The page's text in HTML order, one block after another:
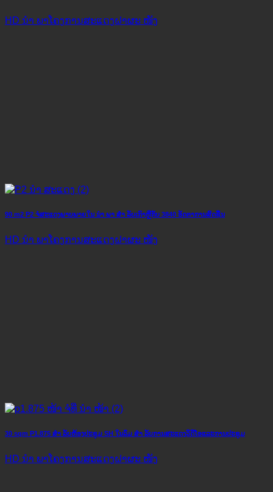
HD ນຳ ພາໂຄງການສະແດງຝາຜະ ໜັງ
90 m2 P2 ຈໍສະແດງພາບພາຍໃນ ນຳ ພາ ສຳ ​​ລັບເກົາຫຼີກັບ 3840 ອັດຕາການສົດຊື່ນ
HD ນຳ ພາໂຄງການສະແດງຝາຜະ ໜັງ
30 sqm P1.875 ສຳ ລັບຫ້ອງປະຊຸມ SH ໃນລົ່ມ ສຳ ລັບການສະແດງວິດີໂອແລະການປະຊຸມ
HD ນຳ ພາໂຄງການສະແດງຝາຜະ ໜັງ